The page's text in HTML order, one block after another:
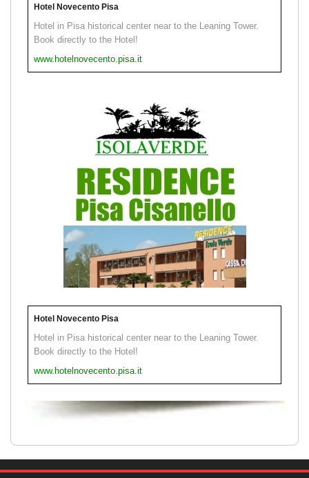
Hotel Novecento Pisa
Hotel in Pisa historical center near to the Leaning Tower.
Book directly to the Hotel!
www.hotelnovecento.pisa.it
Hotel Novecento Pisa
Hotel in Pisa historical center near to the Leaning Tower.
Book directly to the Hotel!
www.hotelnovecento.pisa.it